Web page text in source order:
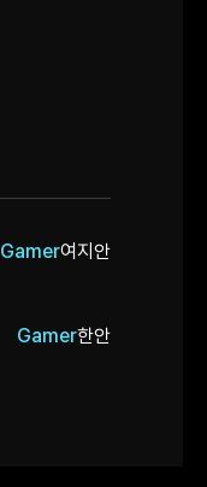
Gamer여지안
Gamer한안